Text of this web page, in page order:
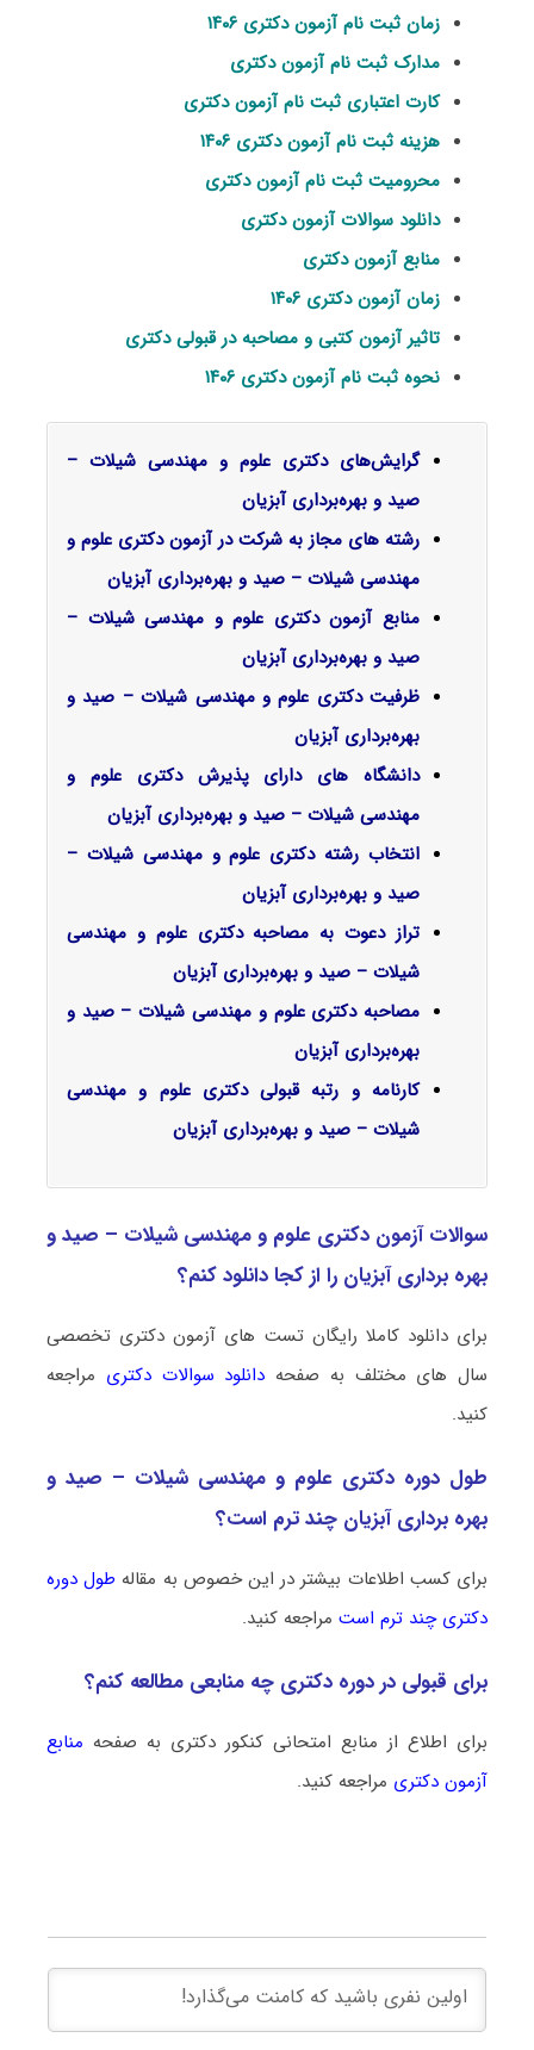
زمان ثبت نام آزمون دکتری ۱۴۰۶
مدارک ثبت نام آزمون دکتری
کارت اعتباری ثبت نام آزمون دکتری
هزینه ثبت نام آزمون دکتری ۱۴۰۶
محرومیت ثبت نام آزمون دکتری
دانلود سوالات آزمون دکتری
منابع آزمون دکتری
زمان آزمون دکتری ۱۴۰۶
تاثیر آزمون کتبی و مصاحبه در قبولی دکتری
نحوه ثبت نام آزمون دکتری ۱۴۰۶
گرایش‌های دکتری علوم و مهندسی شیلات –
صید و بهره‌برداری آبزیان
رشته های مجاز به شرکت در آزمون دکتری علوم و
مهندسی شیلات – صید و بهره‌برداری آبزیان
منابع آزمون دکتری علوم و مهندسی شیلات –
صید و بهره‌برداری آبزیان
ظرفیت دکتری علوم و مهندسی شیلات – صید و
بهره‌برداری آبزیان
دانشگاه های دارای پذیرش دکتری علوم و
مهندسی شیلات – صید و بهره‌برداری آبزیان
انتخاب رشته دکتری علوم و مهندسی شیلات –
صید و بهره‌برداری آبزیان
تراز دعوت به مصاحبه دکتری علوم و مهندسی
شیلات – صید و بهره‌برداری آبزیان
مصاحبه دکتری علوم و مهندسی شیلات – صید و
بهره‌برداری آبزیان
کارنامه و رتبه قبولی دکتری علوم و مهندسی
شیلات – صید و بهره‌برداری آبزیان
سوالات آزمون دکتری علوم و مهندسی شیلات – صید و
بهره‌ برداری آبزیان را از کجا دانلود کنم؟
برای دانلود کاملا رایگان تست های آزمون دکتری تخصصی
سال های مختلف به صفحه دانلود سوالات دکتری مراجعه
کنید.
طول دوره دکتری علوم و مهندسی شیلات – صید و
بهره‌ برداری آبزیان چند ترم است؟
برای کسب اطلاعات بیشتر در این خصوص به مقاله طول دوره
دکتری چند ترم استمراجعه کنید.
برای قبولی در دوره دکتری چه منابعی مطالعه کنم؟
برای اطلاع از منابع امتحانی کنکور دکتری به صفحه منابع
آزمون دکتری مراجعه کنید.